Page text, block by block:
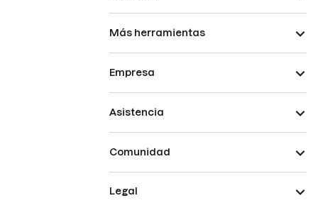
Más herramientas
Empresa
Asistencia
Comunidad
Legal